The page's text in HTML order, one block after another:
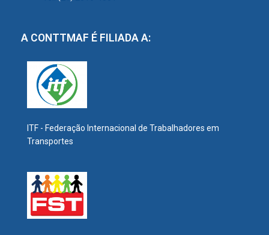
A CONTTMAF É FILIADA A:
ITF - Federação Internacional de Trabalhadores em
Transportes